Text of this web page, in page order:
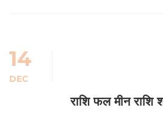
14
DEC
राशि फल मीन राशि